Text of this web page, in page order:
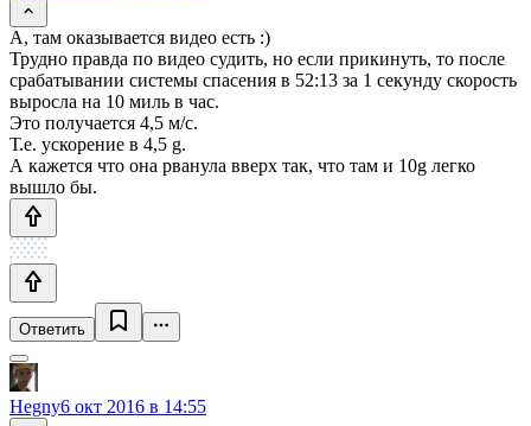
А, там оказывается видео есть :)
Трудно правда по видео судить, но если прикинуть, то после
срабатывании системы спасения в 52:13 за 1 секунду скорость
выросла на 10 миль в час.
Это получается 4,5 м/с.
Т.е. ускорение в 4,5 g.
А кажется что она рванула вверх так, что там и 10g легко
вышло бы.
Ответить
Hegny6 окт 2016 в 14:55